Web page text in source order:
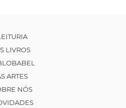
LIVROS
ARTES
NÓS